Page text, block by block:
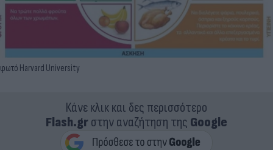
φωτό Harvard University
Κάνε κλικ και δες περισσότερο
Flash.grστην αναζήτηση της Google